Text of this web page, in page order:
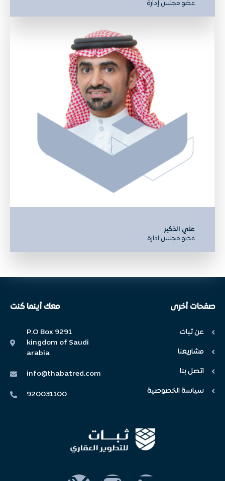
علي الذكير
عضو مجلس ادارة
عضو مجلس إدارة
معك أينما كنت
P.O Box 9291
kingdom of Saudi
arabia
info@thabatred.com
920031100
صفحات أخرى
عن ثبات
مشاريعنا
اتصل بنا
سياسة الخصوصية